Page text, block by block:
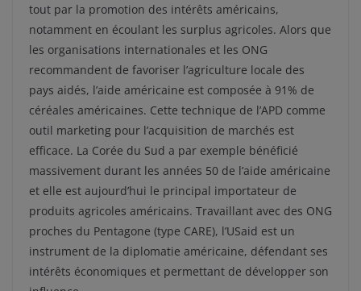
tout par la promotion des intérêts américains,
notamment en écoulant les surplus agricoles. Alors que
les organisations internationales et les ONG
recommandent de favoriser l’agriculture locale des
pays aidés, l’aide américaine est composée à 91% de
céréales américaines. Cette technique de l’APD comme
outil marketing pour l’acquisition de marchés est
efficace. La Corée du Sud a par exemple bénéficié
massivement durant les années 50 de l’aide américaine
et elle est aujourd’hui le principal importateur de
produits agricoles américains. Travaillant avec des ONG
proches du Pentagone (type CARE), l’USaid est un
instrument de la diplomatie américaine, défendant ses
intérêts économiques et permettant de développer son